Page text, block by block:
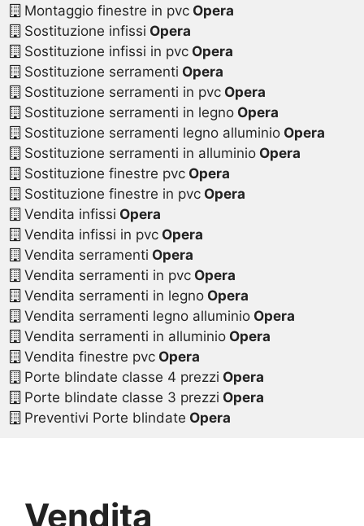
Montaggio finestre in pvcOpera
Sostituzione infissi Opera
Sostituzione infissi in pvcOpera
Sostituzione serramenti Opera
Sostituzione serramenti in pvcOpera
Sostituzione serramenti in legnoOpera
Sostituzione serramenti legno alluminioOpera
Sostituzione serramenti in alluminioOpera
Sostituzione finestre pvcOpera
Sostituzione finestre in pvcOpera
Vendita infissi Opera
Vendita infissi in pvcOpera
Vendita serramenti Opera
Vendita serramenti in pvcOpera
Vendita serramenti in legnoOpera
Vendita serramenti legno alluminioOpera
Vendita serramenti in alluminioOpera
Vendita finestre pvcOpera
Porte blindate classe 4 prezzi Opera
Porte blindate classe 3 prezzi Opera
Preventivi Porte blindate Opera
Vendita